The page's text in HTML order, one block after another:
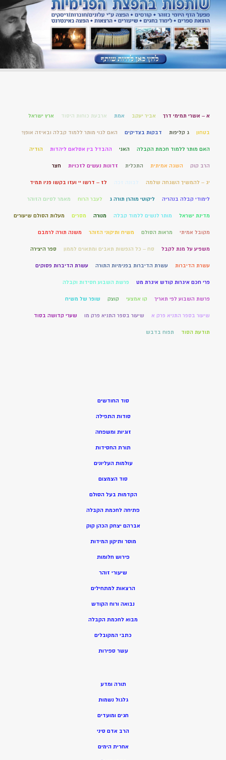
א – אשרי תמימי דרך אביר יעקב אמת ארבעת כוחות היסוד ארץ ישראל
בטחון ג קליפות דבקות בצדיקים האם לגוי מותר ללמוד קבלה ובאיזה אופן?
האם מותר ללמוד חכמת הקבלה האני ההבדל בין אסלאם ליהדות הודיה
הרב קוק השגה אמיתית התכלית זדונות נעשים לזכויות חצר
יג – להמשיך השגחה שלמה לבונה זכה לז – דרשו יי ועזו בקשו פניו תמיד
לימודי קבלה בנהריה ליקוטי מוהרן תורה ג לעבר הרוח מאמר לסיום הזוהר
מדינת ישראל מותר לנשים ללמוד קבלה מנורה מסרים מעלות הסולם שיעורים
מקובל אמיתי מראות הסולם משיח ותיקוני הזוהר משנה תורה לרמבם
משפיע על מנת לקבל סח – כל הנפשות תאבים ומתאוים לממון ספר היצירה
עשרת הדיברות עשרת הדיברות בפנימיות התורה עשרת הדיברות פסוקים
פרי חכם איגרות קודש איגרת מט פרשת השבוע חסידות וקבלה
פרשת השבוע לפי תאריך קו אמצעי קוצק שופר של משיח
שיעור בספר התניא פרק א שיעור בספר התניא פרק מו שערי קדושה בסוד
תודעת הסוד תפוח בדבש
סוד החודשים
סודות התפילה
זוגיות ומשפחה
תורת החסידות
עולמות העליונים
סוד הצמצום
הקדמות בעל הסולם
פתיחה לחכמת הקבלה
אברהם יצחק הכהן קוק
מוסר ותיקון המידות
פירוש חלומות
שיעורי זוהר
הרצאות למתחילים
נבואה ורוח הקודש
מבוא לחכמת הקבלה
כתבי המקובלים
עשר ספירות
תורה ומדע
גלגול נשמות
חגים ומועדים
הרב אדם סיני
אחרית הימים